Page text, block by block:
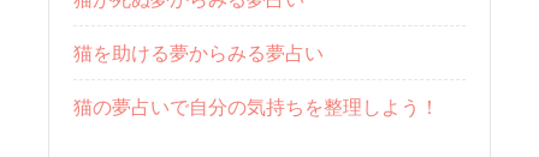
猫を助ける夢からみる夢占い
猫の夢占いで自分の気持ちを整理しよう！